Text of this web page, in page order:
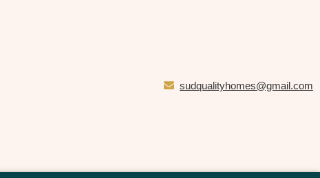
sudqualityhomes@gmail.com